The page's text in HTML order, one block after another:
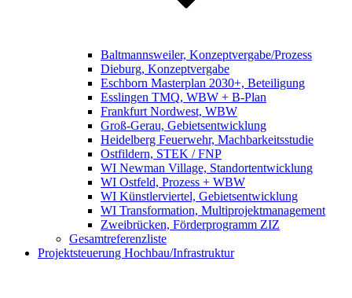
Baltmannsweiler, Konzeptvergabe/Prozess
Dieburg, Konzeptvergabe
Eschborn Masterplan 2030+, Beteiligung
Esslingen TMQ, WBW + B-Plan
Frankfurt Nordwest, WBW
Groß-Gerau, Gebietsentwicklung
Heidelberg Feuerwehr, Machbarkeitsstudie
Ostfildern, STEK / FNP
WI Newman Village, Standortentwicklung
WI Ostfeld, Prozess + WBW
WI Künstlerviertel, Gebietsentwicklung
WI Transformation, Multiprojektmanagement
Zweibrücken, Förderprogramm ZIZ
Gesamtreferenzliste
Projektsteuerung Hochbau/Infrastruktur